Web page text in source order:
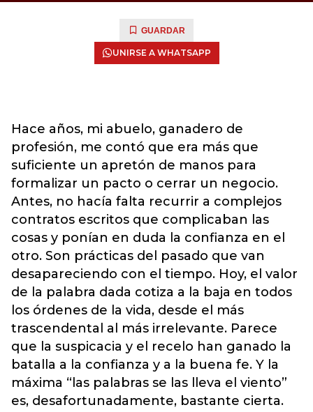
GUARDAR
UNIRSE A WHATSAPP
Hace años, mi abuelo, ganadero de
profesión, me contó que era más que
suficiente un apretón de manos para
formalizar un pacto o cerrar un negocio.
Antes, no hacía falta recurrir a complejos
contratos escritos que complicaban las
cosas y ponían en duda la confianza en el
otro. Son prácticas del pasado que van
desapareciendo con el tiempo. Hoy, el valor
de la palabra dada cotiza a la baja en todos
los órdenes de la vida, desde el más
trascendental al más irrelevante. Parece
que la suspicacia y el recelo han ganado la
batalla a la confianza y a la buena fe. Y la
máxima “las palabras se las lleva el viento”
es, desafortunadamente, bastante cierta.